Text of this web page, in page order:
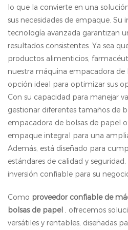
lo que la convierte en una
sus necesidades de empaque. Su
tecnología avanzada garantizan
resultados consistentes. Ya sea
productos alimenticios,
nuestra máquina empacadora de
opción ideal para optimizar sus
Con su capacidad para manejar
gestionar diferentes tamaños de
empacadora de bolsas de papel
empaque integral para una
Además, está diseñado para
estándares de calidad y
inversión confiable para su
Como proveedor confiable de
bolsas de papel , ofrecemos
versátiles y rentables, diseñadas